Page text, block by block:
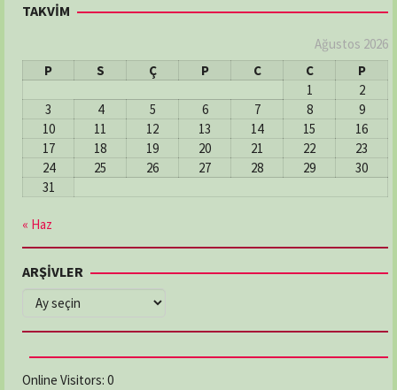
TAKVİM
Ağustos 2026
P
S Ç P C C
P
1
2
3
4 5 6 7 8
9
10
11 12 13 14 15
16
17
18 19 20 21 22
23
24
25 26 27 28 29
30
31
« Haz
ARŞİVLER
ARŞİVLER
Online Visitors: 0